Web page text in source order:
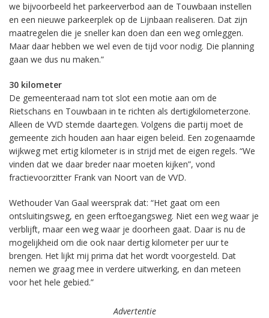
we bijvoorbeeld het parkeerverbod aan de Touwbaan instellen
en een nieuwe parkeerplek op de Lijnbaan realiseren. Dat zijn
maatregelen die je sneller kan doen dan een weg omleggen.
Maar daar hebben we wel even de tijd voor nodig. Die planning
gaan we dus nu maken.”
30 kilometer
De gemeenteraad nam tot slot een motie aan om de
Rietschans en Touwbaan in te richten als dertigkilometerzone.
Alleen de VVD stemde daartegen. Volgens die partij moet de
gemeente zich houden aan haar eigen beleid. Een zogenaamde
wijkweg met ertig kilometer is in strijd met de eigen regels. “We
vinden dat we daar breder naar moeten kijken”, vond
fractievoorzitter Frank van Noort van de VVD.
Wethouder Van Gaal weersprak dat: “Het gaat om een
ontsluitingsweg, en geen erftoegangsweg. Niet een weg waar je
verblijft, maar een weg waar je doorheen gaat. Daar is nu de
mogelijkheid om die ook naar dertig kilometer per uur te
brengen. Het lijkt mij prima dat het wordt voorgesteld. Dat
nemen we graag mee in verdere uitwerking, en dan meteen
voor het hele gebied.”
Advertentie